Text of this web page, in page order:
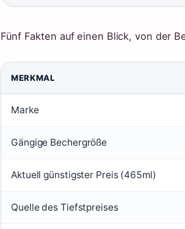
Fünf Fakten auf einen Blick, von der
MERKMAL
Marke
Gängige Bechergröße
Aktuell günstigster Preis (465ml)
Quelle des Tiefstpreises